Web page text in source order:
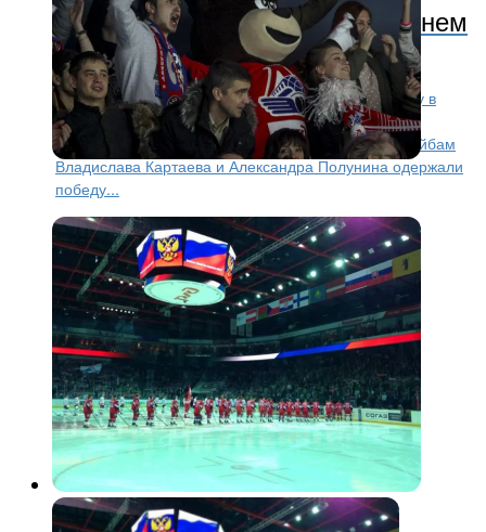
«Локомотив» в первом домашнем
матче обыграл «Ладу»
Ярославский «Локомотив» одержал первую победу в
новом чемпионате КХЛ. В четверг, 27 августа,
«железнодорожники» на своем льду благодаря шайбам
Владислава Картаева и Александра Полунина одержали
победу...
КХЛ11 лет назад